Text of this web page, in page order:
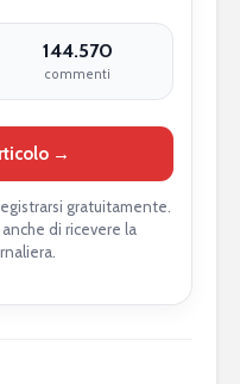
144.570
commenti
→
gratuitamente.
di ricevere la